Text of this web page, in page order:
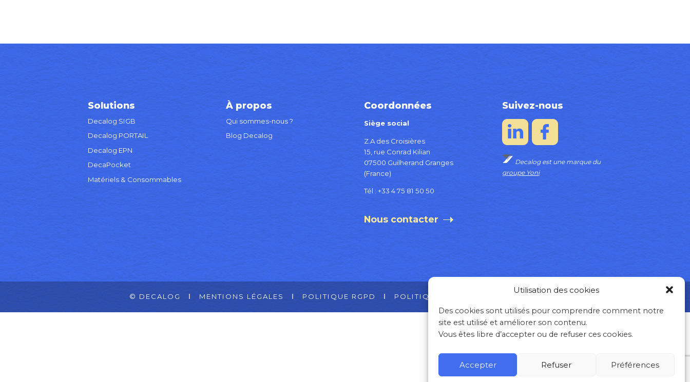
Utilisation des cookies
Des cookies sont utilisés pour comprendre comment notre
site est utilisé et améliorer son contenu.
Vous êtes libre d’accepter ou de refuser ces cookies.
Accepter Refuser Préférences
Solutions
Decalog SIGB
Decalog PORTAIL
Decalog EPN
DecaPocket
Matériels & Consommables
À propos
Qui sommes-nous ?
Blog Decalog
Coordonnées
Siège social
Z.A des Croisières
15, rue Conrad Kilian
07500 Guilherand Granges
(France)
Tél : +33 4 75 81 50 50
Nous contacter
Suivez-nous
Decalog est une marque du
groupe Yoni
© DECALOG MENTIONS LÉGALES POLITIQUE RGPD POLITIQUE COOKIES